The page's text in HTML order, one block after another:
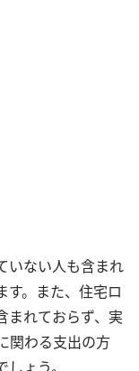
いない人も含まれ
す。また、住宅ロ
まれておらず、実
関わる支出の方
ょう。